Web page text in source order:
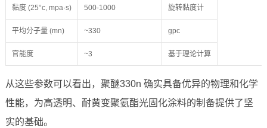
黏度 (25°c, mpa·s) 500-1000 旋转黏度计
平均分子量 (mn) ~330 gpc
官能度 ~3 基于理论计算
从这些参数可以看出，聚醚330n 确实具备优异的物理和化学
性能，为高透明、耐黄变聚氨酯光固化涂料的制备提供了坚
实的基础。